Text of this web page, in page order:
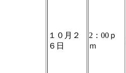
１０月２
６日
2：00ｐ
ｍ